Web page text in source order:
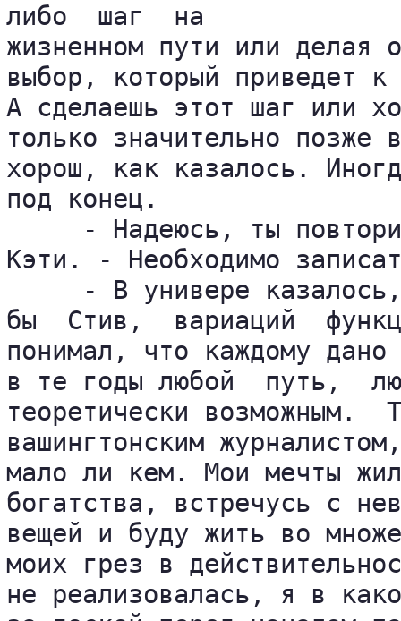
либо  шаг  на
жизненном пути или делая
выбор, который приведет
А сделаешь этот шаг или
только значительно
хорош, как казалось.
под конец.
- Надеюсь, ты
Кэти. - Необходимо
- В универе
бы  Стив,  вариаций
понимал, что каждому
в те годы любой  путь,
теоретически возможным.
вашингтонским
мало ли кем. Мои мечты
богатства, встречусь с
вещей и буду жить во
моих грез в
не реализовалась, я в